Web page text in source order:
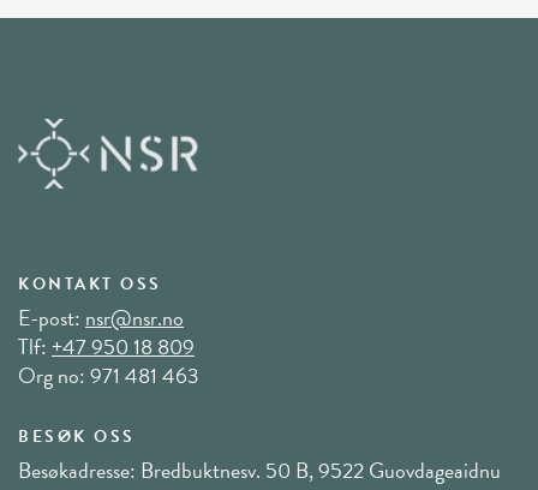
KONTAKT OSS
E-post: nsr@nsr.no
Tlf:+47 950 18 809
Org no: 971 481 463
BESØK OSS
Besøkadresse: Bredbuktnesv. 50 B, 9522 Guovdageaidnu